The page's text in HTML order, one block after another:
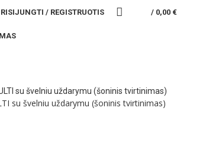
/ REGISTRUOTIS / 0,00 €
su švelniu uždarymu (šoninis tvirtinimas)